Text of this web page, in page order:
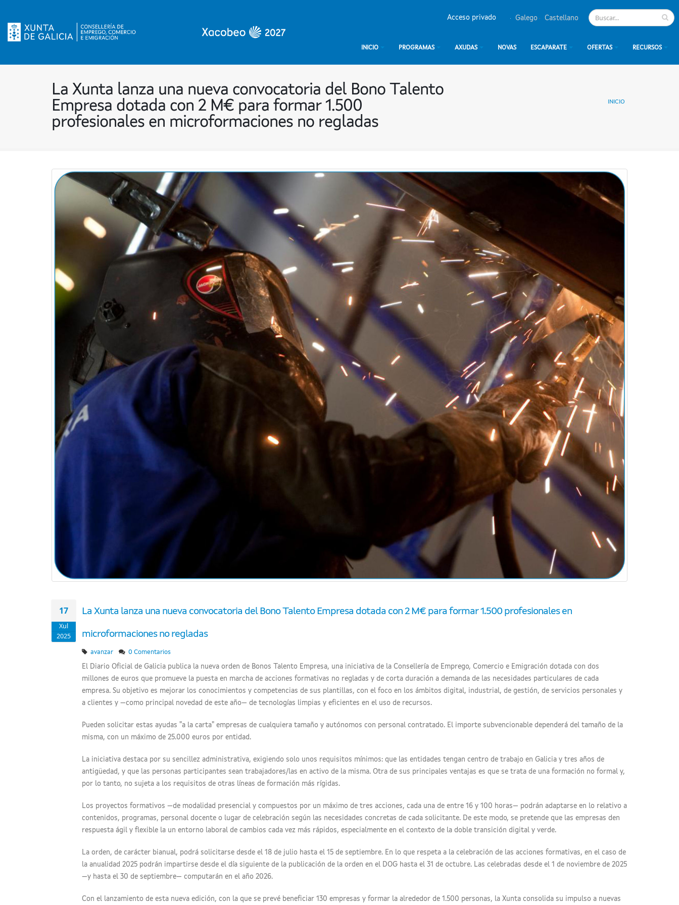
Galego Castellano
Acceso privado
INICIO PROGRAMAS AXUDAS NOVAS ESCAPARATE OFERTAS RECURSOS
La Xunta lanza una nueva convocatoria del Bono Talento
Empresa dotada con 2 M€ para formar 1.500
profesionales en microformaciones no regladas
INICIO
17
Xul
2025
La Xunta lanza una nueva convocatoria del Bono Talento Empresa dotada con 2 M€ para formar 1.500 profesionales en
microformaciones no regladas
avanzar 0 Comentarios
El Diario Oficial de Galicia publica la nueva orden de Bonos Talento Empresa, una iniciativa de la Consellería de Emprego, Comercio e Emigración dotada con dos
millones de euros que promueve la puesta en marcha de acciones formativas no regladas y de corta duración a demanda de las necesidades particulares de cada
empresa. Su objetivo es mejorar los conocimientos y competencias de sus plantillas, con el foco en los ámbitos digital, industrial, de gestión, de servicios personales y
a clientes y —como principal novedad de este año— de tecnologías limpias y eficientes en el uso de recursos.
Pueden solicitar estas ayudas "a la carta" empresas de cualquiera tamaño y autónomos con personal contratado. El importe subvencionable dependerá del tamaño de la
misma, con un máximo de 25.000 euros por entidad.
La iniciativa destaca por su sencillez administrativa, exigiendo solo unos requisitos mínimos: que las entidades tengan centro de trabajo en Galicia y tres años de
antigüedad, y que las personas participantes sean trabajadores/las en activo de la misma. Otra de sus principales ventajas es que se trata de una formación no formal y,
por lo tanto, no sujeta a los requisitos de otras líneas de formación más rígidas.
Los proyectos formativos —de modalidad presencial y compuestos por un máximo de tres acciones, cada una de entre 16 y 100 horas— podrán adaptarse en lo relativo a
contenidos, programas, personal docente o lugar de celebración según las necesidades concretas de cada solicitante. De este modo, se pretende que las empresas den
respuesta ágil y flexible la un entorno laboral de cambios cada vez más rápidos, especialmente en el contexto de la doble transición digital y verde.
La orden, de carácter bianual, podrá solicitarse desde el 18 de julio hasta el 15 de septiembre. En lo que respeta a la celebración de las acciones formativas, en el caso de
la anualidad 2025 podrán impartirse desde el día siguiente de la publicación de la orden en el DOG hasta el 31 de octubre. Las celebradas desde el 1 de noviembre de 2025
—y hasta el 30 de septiembre— computarán en el año 2026.
Con el lanzamiento de esta nueva edición, con la que se prevé beneficiar 130 empresas y formar la alrededor de 1.500 personas, la Xunta consolida su impulso a nuevas